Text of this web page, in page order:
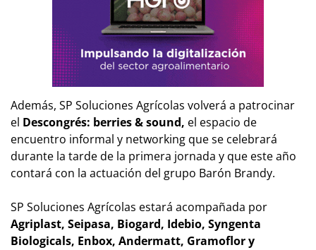
Además, SP Soluciones Agrícolas volverá a patrocinar
el Descongrés: berries & sound, el espacio de
encuentro informal y networking que se celebrará
durante la tarde de la primera jornada y que este año
contará con la actuación del grupo Barón Brandy.
SP Soluciones Agrícolas estará acompañada por
Agriplast, Seipasa, Biogard, Idebio, Syngenta
Biologicals, Enbox, Andermatt, Gramoflor y